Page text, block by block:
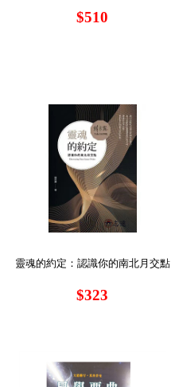
$510
靈魂的約定：認識你的南北月交點
$323